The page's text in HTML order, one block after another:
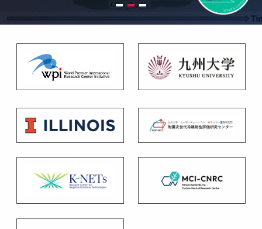
First slide details.
Current Slide